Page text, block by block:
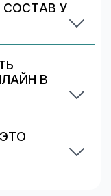
У
вариантов
цену от 62 ₽
В